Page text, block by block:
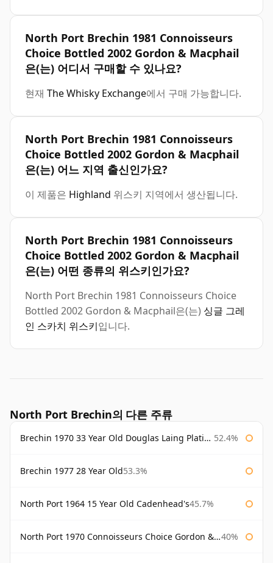
North Port Brechin 1981 Connoisseurs
Choice Bottled 2002 Gordon & Macphail
은(는) 어디서 구매할 수 있나요?
현재 The Whisky Exchange에서 구매 가능합니다.
North Port Brechin 1981 Connoisseurs
Choice Bottled 2002 Gordon & Macphail
은(는) 어느 지역 출신인가요?
이 제품은 Highland 위스키 지역에서 생산됩니다.
North Port Brechin 1981 Connoisseurs
Choice Bottled 2002 Gordon & Macphail
은(는) 어떤 종류의 위스키인가요?
North Port Brechin 1981 Connoisseurs Choice
Bottled 2002 Gordon & Macphail은(는) 싱글 그레
인 스카치 위스키입니다.
North Port Brechin의 다른 주류
Brechin 1970 33 Year Old Douglas Laing Platinum Selection 52.4%
Brechin 1977 28 Year Old53.3%
North Port 1964 15 Year Old Cadenhead's45.7%
North Port 1970 Connoisseurs Choice Gordon & Macphail 40%